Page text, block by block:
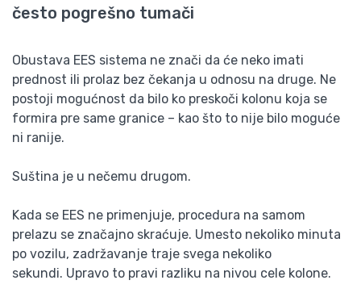
često pogrešno tumači
Obustava EES sistema ne znači da će neko imati
prednost ili prolaz bez čekanja u odnosu na druge. Ne
postoji mogućnost da bilo ko preskoči kolonu koja se
formira pre same granice – kao što to nije bilo moguće
ni ranije.
Suština je u nečemu drugom.
Kada se EES ne primenjuje, procedura na samom
prelazu se značajno skraćuje. Umesto nekoliko minuta
po vozilu, zadržavanje traje svega nekoliko
sekundi. Upravo to pravi razliku na nivou cele kolone.